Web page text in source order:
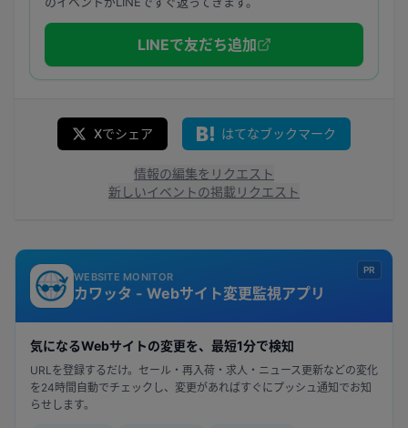
LINEで友だち追加
Xでシェア はてなブックマーク
情報の編集をリクエスト
新しいイベントの掲載リクエスト
PR
WEBSITE MONITOR
カワッタ - Webサイト変更監視アプリ
気になるWebサイトの変更を、最短1分で検知
URLを登録するだけ。セール・再入荷・求人・ニュース更新などの変化
を24時間自動でチェックし、変更があればすぐにプッシュ通知でお知
らせします。